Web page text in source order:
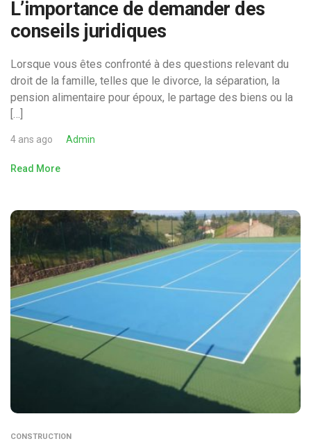
L’importance de demander des
conseils juridiques
Lorsque vous êtes confronté à des questions relevant du
droit de la famille, telles que le divorce, la séparation, la
pension alimentaire pour époux, le partage des biens ou la
[…]
4 ans ago Admin
Read More
CONSTRUCTION